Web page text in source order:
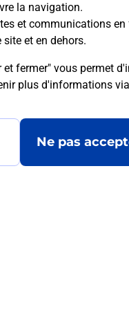
la navigation.
et communications
et en dehors.
fermer" vous permet
plus d'informations via
Ne pas
ce que